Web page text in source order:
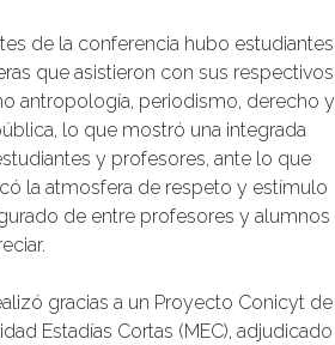
de la conferencia hubo estudiantes
que asistieron con sus respectivos
antropología, periodismo, derecho y
lo que mostró una integrada
y profesores, ante lo que
la atmosfera de respeto y estímulo
de entre profesores y alumnos
gracias a un Proyecto Conicyt de
Estadías Cortas (MEC), adjudicado